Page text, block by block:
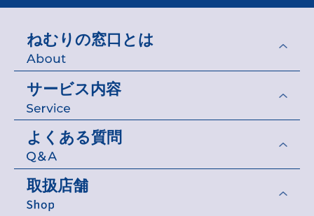
ください。（カタカナは”全角”で入力し
てください。）
◆
お問い合わせ内容によっては、回答でき
ださい。
◆ 土・日・祝日、夏期、年末年始等の当社
休業日のお問い合わせや内容によって
は、ご回答までに日数のかかる場合がご
◆ 回答した内容を当社の許可なく転載する
ことは、著作権法上認められておりませ
ねむりの窓口とは
サービス内容
よくある質問
取扱店舗